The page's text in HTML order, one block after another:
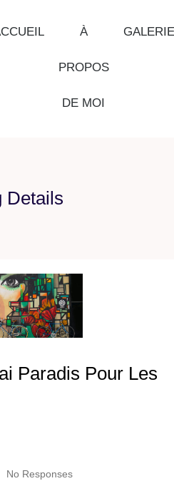
À
PROPOS
DE MOI
GALERIE
Details
Paradis Pour Les
No Responses